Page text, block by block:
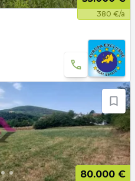
380 €/a
80.000 €